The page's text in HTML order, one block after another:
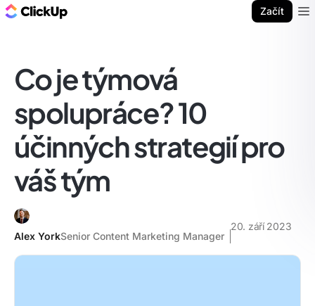
Začít
Co je týmová
spolupráce? 10
účinných strategií pro
váš tým
Alex YorkSenior Content Marketing Manager
20. září 2023